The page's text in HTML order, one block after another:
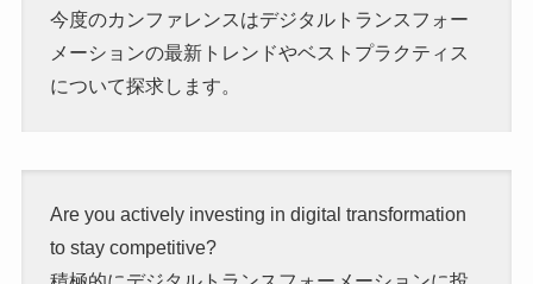
今度のカンファレンスはデジタルトランスフォー
メーションの最新トレンドやベストプラクティス
について探求します。
Are you actively investing in digital transformation
to stay competitive?